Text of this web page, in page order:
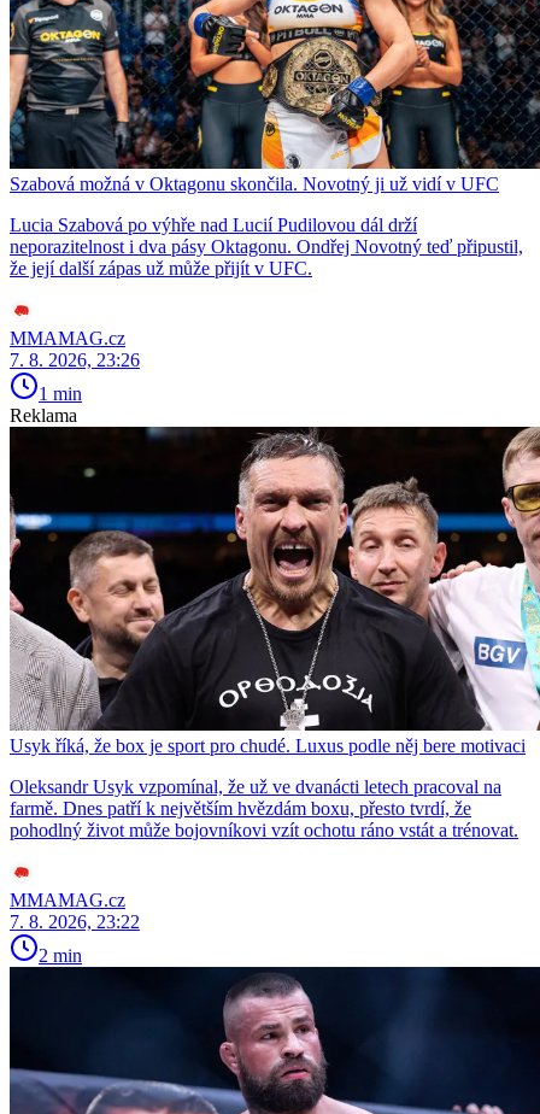
Szabová možná v Oktagonu skončila. Novotný ji už vidí v UFC
Lucia Szabová po výhře nad Lucií Pudilovou dál drží
neporazitelnost i dva pásy Oktagonu. Ondřej Novotný teď připustil,
že její další zápas už může přijít v UFC.
MMAMAG.cz
7. 8. 2026, 23:26
1 min
Reklama
Usyk říká, že box je sport pro chudé. Luxus podle něj bere motivaci
Oleksandr Usyk vzpomínal, že už ve dvanácti letech pracoval na
farmě. Dnes patří k největším hvězdám boxu, přesto tvrdí, že
pohodlný život může bojovníkovi vzít ochotu ráno vstát a trénovat.
MMAMAG.cz
7. 8. 2026, 23:22
2 min